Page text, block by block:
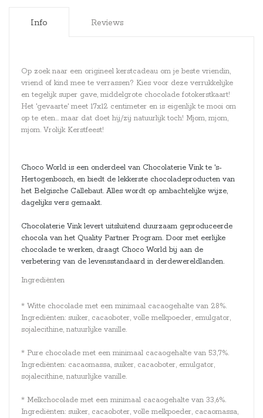
Info Reviews
Op zoek naar een origineel kerstcadeau om je beste vriendin,
vriend of kind mee te verrassen? Kies voor deze verrukkelijke
en tegelijk super gave, middelgrote chocolade fotokerstkaart!
Het 'gevaarte' meet 17x12 centimeter en is eigenlijk te mooi om
op te eten... maar dat doet hij/zij natuurlijk toch! Mjom, mjom,
mjom. Vrolijk Kerstfeest!
Choco World is een onderdeel van Chocolaterie Vink te 's-
Hertogenbosch, en biedt de lekkerste chocoladeproducten van
het Belgische Callebaut. Alles wordt op ambachtelijke wijze,
dagelijks vers gemaakt.
Chocolaterie Vink levert uitsluitend duurzaam geproduceerde
chocola van het Quality Partner Program. Door met eerlijke
chocolade te werken, draagt Choco World bij aan de
verbetering van de levensstandaard in derdewereldlanden.
Ingrediënten
* Witte chocolade met een minimaal cacaogehalte van 28%.
Ingrediënten: suiker, cacaoboter, volle melkpoeder, emulgator,
sojalecithine, natuurlijke vanille.
* Pure chocolade met een minimaal cacaogehalte van 53,7%.
Ingrediënten: cacaomassa, suiker, cacaoboter, emulgator,
sojalecithine, natuurlijke vanille.
* Melkchocolade met een minimaal cacaogehalte van 33,6%.
Ingrediënten: suiker, cacaoboter, volle melkpoeder, cacaomassa,